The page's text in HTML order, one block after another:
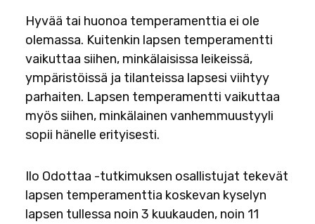
Hyvää tai huonoa temperamenttia ei ole
olemassa. Kuitenkin lapsen temperamentti
vaikuttaa siihen, minkälaisissa leikeissä,
ympäristöissä ja tilanteissa lapsesi viihtyy
parhaiten. Lapsen temperamentti vaikuttaa
myös siihen, minkälainen vanhemmuustyyli
sopii hänelle erityisesti.
Ilo Odottaa -tutkimuksen osallistujat tekevät
lapsen temperamenttia koskevan kyselyn
lapsen tullessa noin 3 kuukauden, noin 11